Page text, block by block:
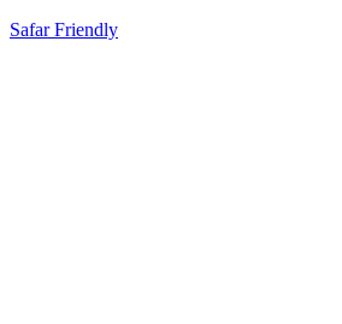
Safar Friendly